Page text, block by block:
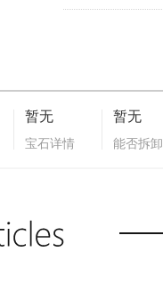
暂无
宝石详情
暂无
能否拆卸